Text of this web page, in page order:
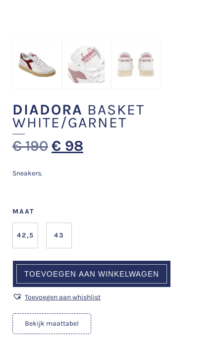
DIADORA BASKET
WHITE/GARNET
€190€ 98
Sneakers.
MAAT
42,5 43
TOEVOEGEN AAN WINKELWAGEN
Toevoegen aan whishlist
Bekijk maattabel